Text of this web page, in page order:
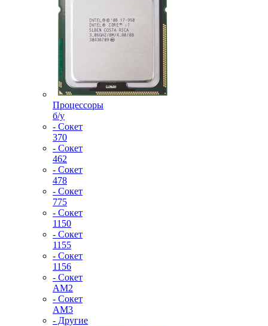
Процессоры
б/у
- Сокет
370
- Сокет
462
- Сокет
478
- Сокет
775
- Сокет
1150
- Сокет
1155
- Сокет
1156
- Сокет
AM2
- Сокет
AM3
- Другие